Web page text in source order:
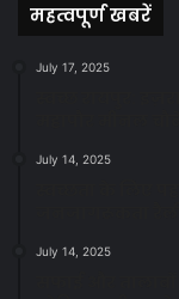
महत्वपूर्ण खबरें
July 17, 2025
July 14, 2025
July 14, 2025